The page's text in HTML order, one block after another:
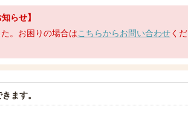
知らせ】
。お困りの場合はこちらからお問い合わせくだ
ます。